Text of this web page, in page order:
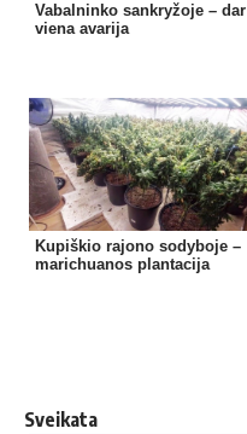
Vabalninko sankryžoje – dar
viena avarija
Kupiškio rajono sodyboje –
marichuanos plantacija
Sveikata